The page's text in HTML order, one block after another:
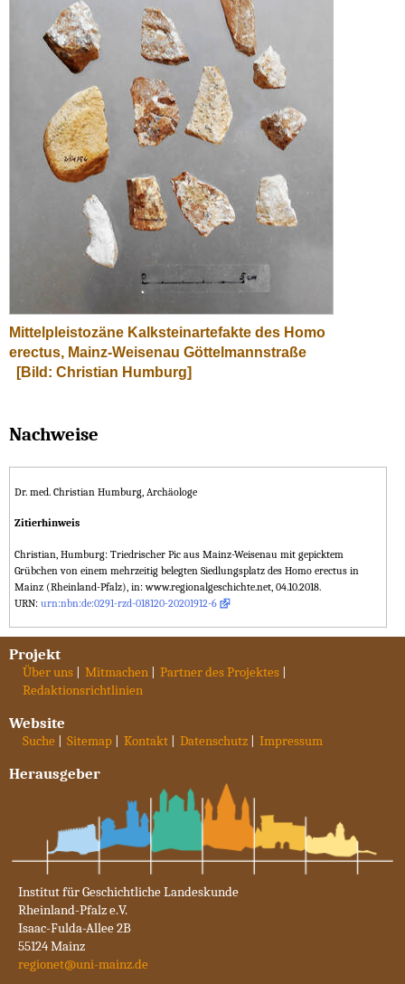
Mittelpleistozäne Kalksteinartefakte des Homo
erectus, Mainz-Weisenau Göttelmannstraße
[Bild: Christian Humburg]
Nachweise
Dr. med. Christian Humburg, Archäologe
Zitierhinweis
Christian, Humburg: Triedrischer Pic aus Mainz-Weisenau mit gepicktem
Grübchen von einem mehrzeitig belegten Siedlungsplatz des Homo erectus in
Mainz (Rheinland-Pfalz), in: www.regionalgeschichte.net, 04.10.2018.
URN: urn:nbn:de:0291-rzd-018120-20201912-6
Projekt
Über uns Mitmachen
Partner des Projektes
Redaktionsrichtlinien
Website
Suche Sitemap Kontakt Datenschutz Impressum
Herausgeber
Institut für Geschichtliche Landeskunde
Rheinland-Pfalz e.V.
Isaac-Fulda-Allee 2B
55124 Mainz
regionet@uni-mainz.de